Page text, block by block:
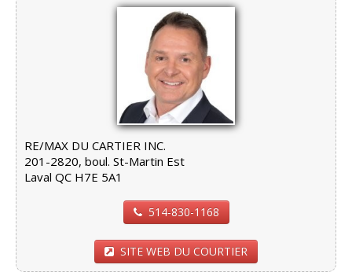
RE/MAX DU CARTIER INC.
201-2820, boul. St-Martin Est
Laval QC H7E 5A1
514-830-1168
SITE WEB DU COURTIER